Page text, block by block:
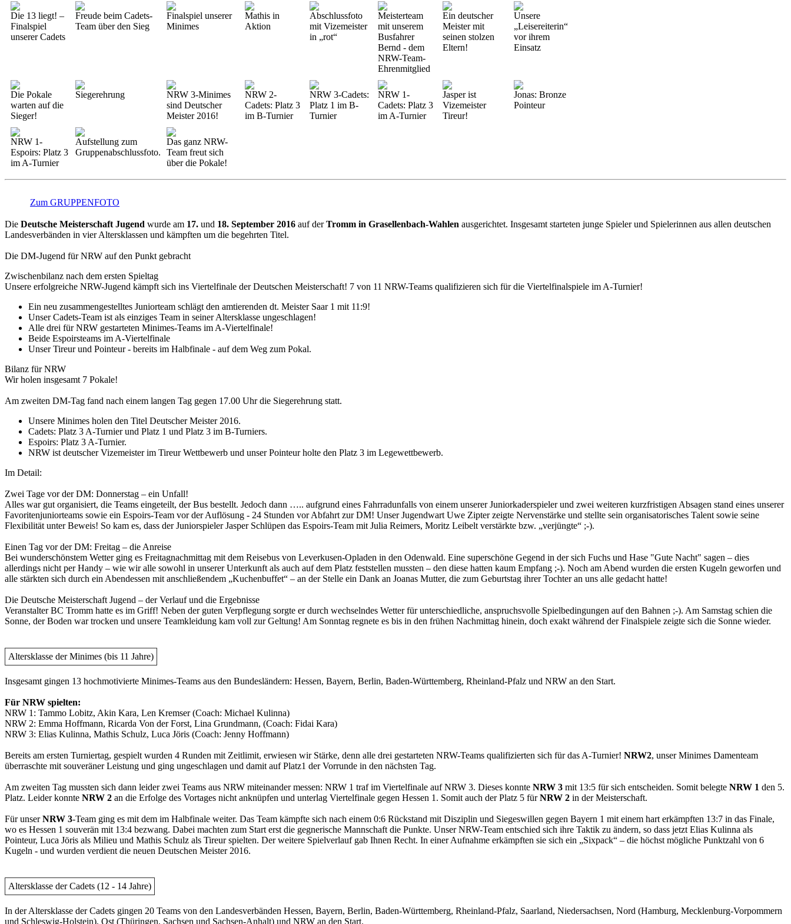
Die 13 liegt! –
Finalspiel
unserer Cadets
Freude beim Cadets-
Team über den Sieg
Finalspiel unserer
Minimes
Mathis in
Aktion
Abschlussfoto
mit Vizemeister
in „rot“
Meisterteam
mit unserem
Busfahrer
Bernd - dem
NRW-Team-
Ehrenmitglied
Ein deutscher
Meister mit
seinen stolzen
Eltern!
Unsere
„Leisereiterin“
vor ihrem
Einsatz
Die Pokale
warten auf die
Sieger!
Siegerehrung
NRW 3-Minimes
sind Deutscher
Meister 2016!
NRW 2-
Cadets: Platz 3
im B-Turnier
NRW 3-Cadets:
Platz 1 im B-
Turnier
NRW 1-
Cadets: Platz 3
im A-Turnier
Jasper ist
Vizemeister
Tireur!
Jonas: Bronze
Pointeur
NRW 1-
Espoirs: Platz 3
im A-Turnier
Aufstellung zum
Gruppenabschlussfoto.
Das ganz NRW-
Team freut sich
über die Pokale!
Zum GRUPPENFOTO
Die Deutsche Meisterschaft Jugend wurde am 17. und 18. September 2016 auf derTromm in Grasellenbach-Wahlen ausgerichtet. Insgesamt starteten junge Spieler und Spielerinnen aus allen deutschen
Landesverbänden in vier Altersklassen und kämpften um die begehrten Titel.
Die DM-Jugend für NRW auf den Punkt gebracht
Zwischenbilanz nach dem ersten Spieltag
Unsere erfolgreiche NRW-Jugend kämpft sich ins Viertelfinale der Deutschen Meisterschaft! 7 von 11 NRW-Teams qualifizieren sich für die Viertelfinalspiele im A-Turnier!
Ein neu zusammengestelltes Juniorteam schlägt den amtierenden dt. Meister Saar 1 mit 11:9!
Unser Cadets-Team ist als einziges Team in seiner Altersklasse ungeschlagen!
Alle drei für NRW gestarteten Minimes-Teams im A-Viertelfinale!
Beide Espoirsteams im A-Viertelfinale
Unser Tireur und Pointeur - bereits im Halbfinale - auf dem Weg zum Pokal.
Bilanz für NRW
Wir holen insgesamt 7 Pokale!
Am zweiten DM-Tag fand nach einem langen Tag gegen 17.00 Uhr die Siegerehrung statt.
Unsere Minimes holen den Titel Deutscher Meister 2016.
Cadets: Platz 3 A-Turnier und Platz 1 und Platz 3 im B-Turniers.
Espoirs: Platz 3 A-Turnier.
NRW ist deutscher Vizemeister im Tireur Wettbewerb und unser Pointeur holte den Platz 3 im Legewettbewerb.
Im Detail:
Zwei Tage vor der DM: Donnerstag – ein Unfall!
Alles war gut organisiert, die Teams eingeteilt, der Bus bestellt. Jedoch dann ….. aufgrund eines Fahrradunfalls von einem unserer Juniorkaderspieler und zwei weiteren kurzfristigen Absagen stand eines unserer
Favoritenjuniorteams sowie ein Espoirs-Team vor der Auflösung - 24 Stunden vor Abfahrt zur DM! Unser Jugendwart Uwe Zipter zeigte Nervenstärke und stellte sein organisatorisches Talent sowie seine
Flexibilität unter Beweis! So kam es, dass der Juniorspieler Jasper Schlüpen das Espoirs-Team mit Julia Reimers, Moritz Leibelt verstärkte bzw. „verjüngte“ ;-).
Einen Tag vor der DM: Freitag – die Anreise
Bei wunderschönstem Wetter ging es Freitagnachmittag mit dem Reisebus von Leverkusen-Opladen in den Odenwald. Eine superschöne Gegend in der sich Fuchs und Hase "Gute Nacht" sagen – dies
allerdings nicht per Handy – wie wir alle sowohl in unserer Unterkunft als auch auf dem Platz feststellen mussten – den diese hatten kaum Empfang ;-). Noch am Abend wurden die ersten Kugeln geworfen und
alle stärkten sich durch ein Abendessen mit anschließendem „Kuchenbuffet“ – an der Stelle ein Dank an Joanas Mutter, die zum Geburtstag ihrer Tochter an uns alle gedacht hatte!
Die Deutsche Meisterschaft Jugend – der Verlauf und die Ergebnisse
Veranstalter BC Tromm hatte es im Griff! Neben der guten Verpflegung sorgte er durch wechselndes Wetter für unterschiedliche, anspruchsvolle Spielbedingungen auf den Bahnen ;-). Am Samstag schien die
Sonne, der Boden war trocken und unsere Teamkleidung kam voll zur Geltung! Am Sonntag regnete es bis in den frühen Nachmittag hinein, doch exakt während der Finalspiele zeigte sich die Sonne wieder.
Altersklasse der Minimes (bis 11 Jahre)
Insgesamt gingen 13 hochmotivierte Minimes-Teams aus den Bundesländern: Hessen, Bayern, Berlin, Baden-Württemberg, Rheinland-Pfalz und NRW an den Start.
Für NRW spielten:
NRW 1: Tammo Lobitz, Akin Kara, Len Kremser (Coach: Michael Kulinna)
NRW 2: Emma Hoffmann, Ricarda Von der Forst, Lina Grundmann, (Coach: Fidai Kara)
NRW 3: Elias Kulinna, Mathis Schulz, Luca Jöris (Coach: Jenny Hoffmann)
Bereits am ersten Turniertag, gespielt wurden 4 Runden mit Zeitlimit, erwiesen wir Stärke, denn alle drei gestarteten NRW-Teams qualifizierten sich für das A-Turnier! NRW2, unser Minimes Damenteam
überraschte mit souveräner Leistung und ging ungeschlagen und damit auf Platz1 der Vorrunde in den nächsten Tag.
Am zweiten Tag mussten sich dann leider zwei Teams aus NRW miteinander messen: NRW 1 traf im Viertelfinale auf NRW 3. Dieses konnte NRW 3 mit 13:5 für sich entscheiden. Somit belegte NRW 1 den 5.
Platz. Leider konnte NRW 2 an die Erfolge des Vortages nicht anknüpfen und unterlag Viertelfinale gegen Hessen 1. Somit auch der Platz 5 fürNRW 2 in der Meisterschaft.
Für unserNRW 3-Team ging es mit dem im Halbfinale weiter. Das Team kämpfte sich nach einem 0:6 Rückstand mit Disziplin und Siegeswillen gegen Bayern 1 mit einem hart erkämpften 13:7 in das Finale,
wo es Hessen 1 souverän mit 13:4 bezwang. Dabei machten zum Start erst die gegnerische Mannschaft die Punkte. Unser NRW-Team entschied sich ihre Taktik zu ändern, so dass jetzt Elias Kulinna als
Pointeur, Luca Jöris als Milieu und Mathis Schulz als Tireur spielten. Der weitere Spielverlauf gab Ihnen Recht. In einer Aufnahme erkämpften sie sich ein „Sixpack“ – die höchst mögliche Punktzahl von 6
Kugeln - und wurden verdient die neuen Deutschen Meister 2016.
Altersklasse der Cadets (12 - 14 Jahre)
In der Altersklasse der Cadets gingen 20 Teams von den Landesverbänden Hessen, Bayern, Berlin, Baden-Württemberg, Rheinland-Pfalz, Saarland, Niedersachsen, Nord (Hamburg, Mecklenburg-Vorpommern
und Schleswig-Holstein), Ost (Thüringen, Sachsen und Sachsen-Anhalt) und NRW an den Start.